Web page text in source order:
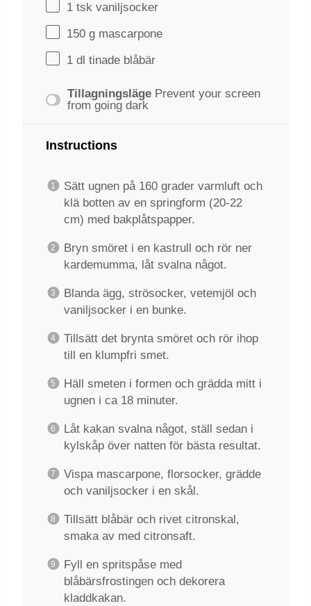
1 tsk vaniljsocker
150 g mascarpone
1 dl tinade blåbär
Tillagningsläge Prevent your screen
from going dark
Instructions
Sätt ugnen på 160 grader varmluft och
klä botten av en springform (20-22
cm) med bakplåtspapper.
Bryn smöret i en kastrull och rör ner
kardemumma, låt svalna något.
Blanda ägg, strösocker, vetemjöl och
vaniljsocker i en bunke.
Tillsätt det brynta smöret och rör ihop
till en klumpfri smet.
Häll smeten i formen och grädda mitt i
ugnen i ca 18 minuter.
Låt kakan svalna något, ställ sedan i
kylskåp över natten för bästa resultat.
Vispa mascarpone, florsocker, grädde
och vaniljsocker i en skål.
Tillsätt blåbär och rivet citronskal,
smaka av med citronsaft.
Fyll en spritspåse med
blåbärsfrostingen och dekorera
kladdkakan.